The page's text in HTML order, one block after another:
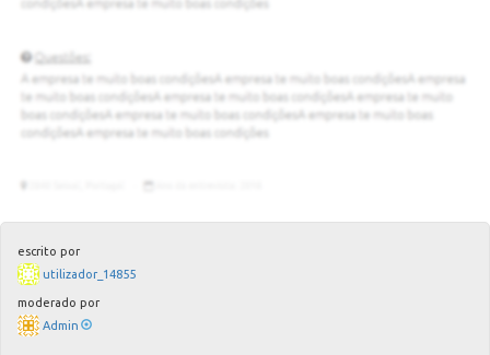
escrito por
utilizador_14855
moderado por
Admin